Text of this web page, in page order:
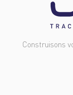
Construisons